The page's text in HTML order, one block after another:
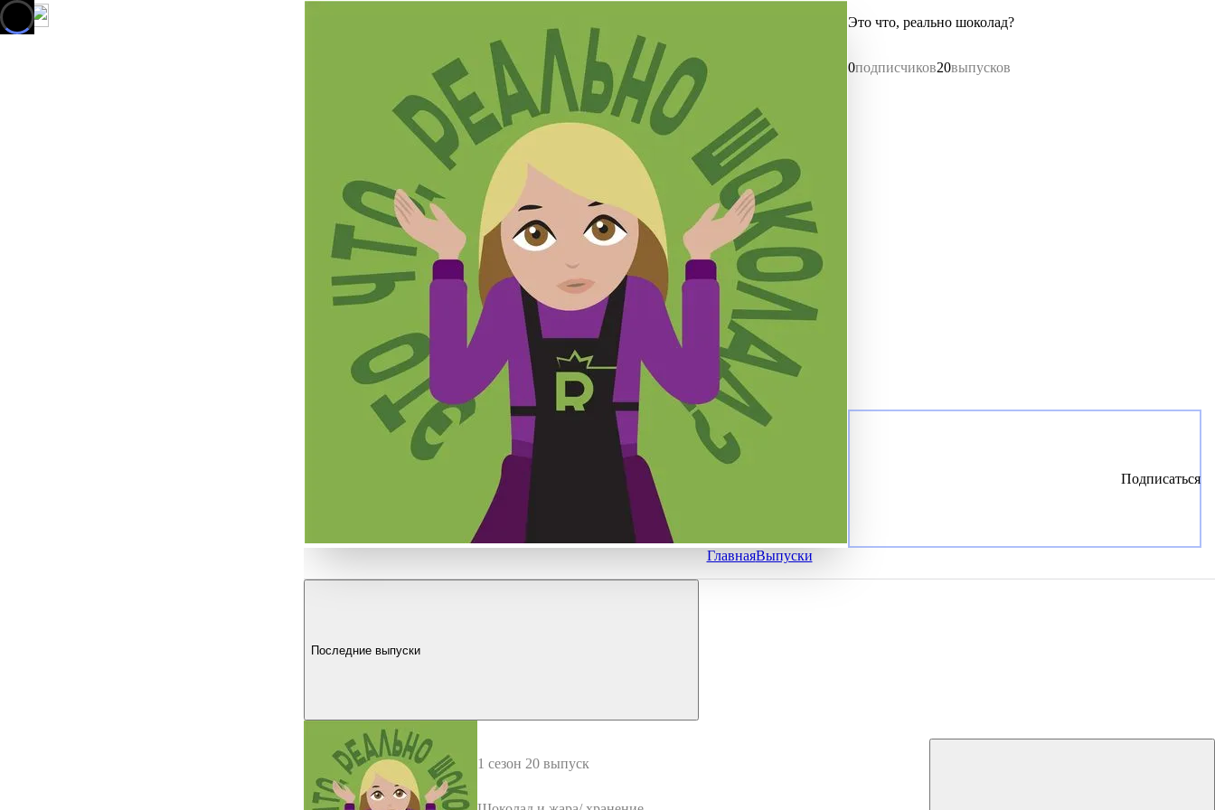
Это что, реально шоколад?
0подписчиков20выпусков
Подписаться
ГлавнаяВыпуски
Последние выпуски
1 сезон 20 выпуск